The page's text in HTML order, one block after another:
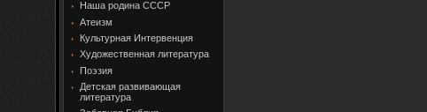
Наша родина СССР
Атеизм
Культурная Интервенция
Художественная литература
Поэзия
Детская развивающая
литература